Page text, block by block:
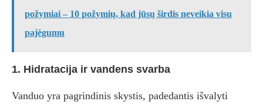
požymiai – 10 požymių, kad jūsų širdis neveikia visu
pajėgumu
1. Hidratacija ir vandens svarba
Vanduo yra pagrindinis skystis, padedantis išvalyti